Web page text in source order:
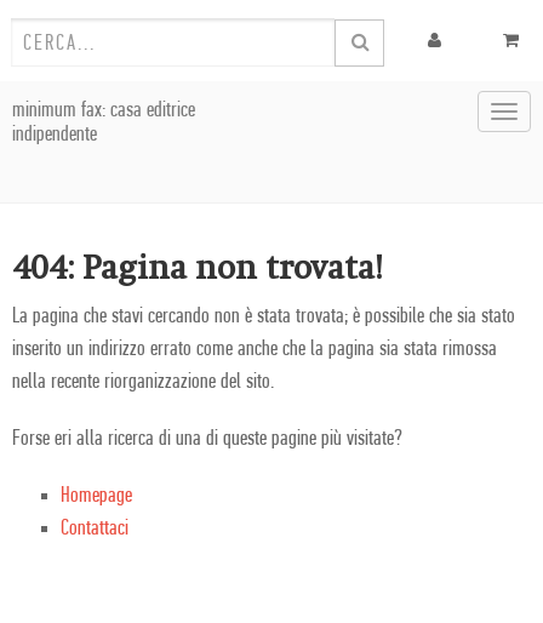
minimum fax: casa editrice
indipendente
404: Pagina non trovata!
La pagina che stavi cercando non è stata trovata; è possibile che sia stato
inserito un indirizzo errato come anche che la pagina sia stata rimossa
nella recente riorganizzazione del sito.
Forse eri alla ricerca di una di queste pagine più visitate?
Homepage
Contattaci